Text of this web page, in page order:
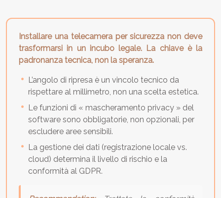
Installare una telecamera per sicurezza non deve
trasformarsi in un incubo legale. La chiave è la
padronanza tecnica, non la speranza.
L’angolo di ripresa è un vincolo tecnico da
rispettare al millimetro, non una scelta estetica.
Le funzioni di « mascheramento privacy » del
software sono obbligatorie, non opzionali, per
escludere aree sensibili.
La gestione dei dati (registrazione locale vs.
cloud) determina il livello di rischio e la
conformità al GDPR.